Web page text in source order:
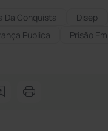
Da Conquista Disep
Pública
Prisão